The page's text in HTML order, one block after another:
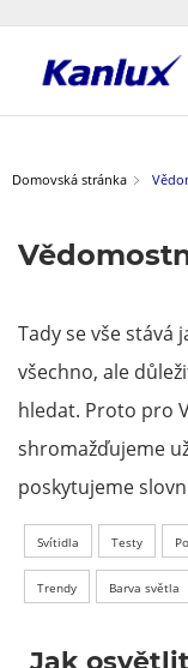
główna
Domovská stránka
Tady se vše stává
všechno, ale
hledat. Proto pro
shromažďujeme
poskytujeme
Svítidla Testy
Trendy Barva světla